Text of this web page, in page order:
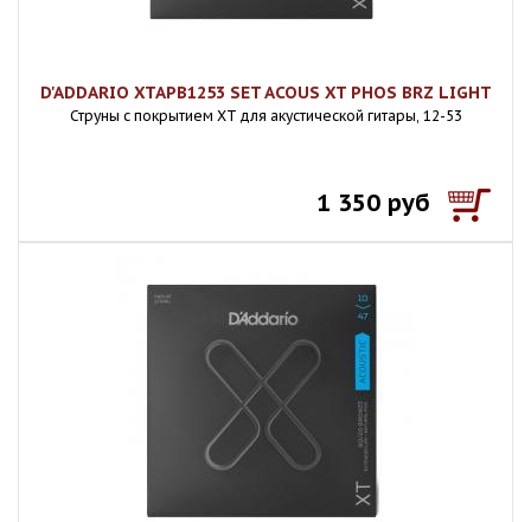
D'ADDARIO XTAPB1253 SET ACOUS XT PHOS BRZ LIGHT
Струны с покрытием XT для акустической гитары, 12-53
1 350 руб